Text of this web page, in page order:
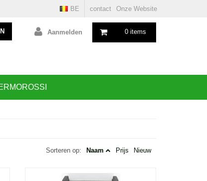
contact Onze Website
BE
0 items
Aanmelden
Sorteren op: Naam Prijs Nieuw